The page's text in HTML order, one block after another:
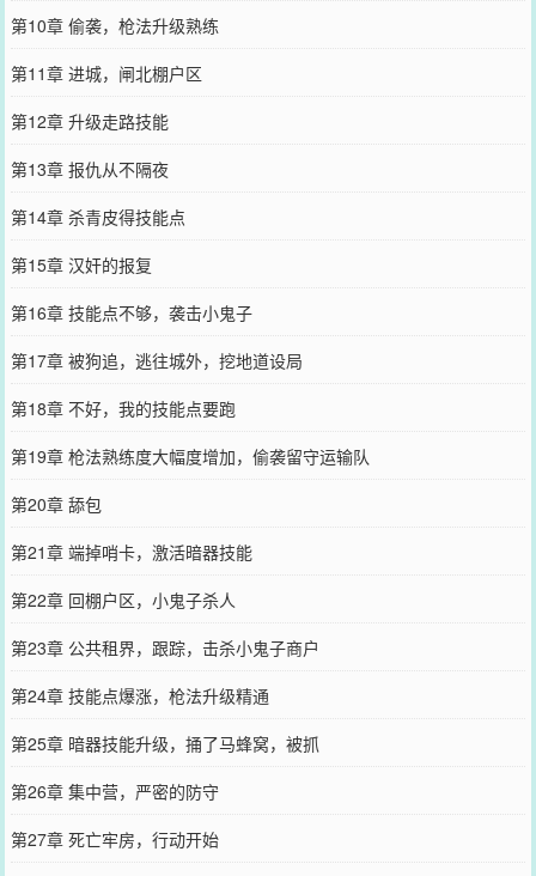
第10章 偷袭，枪法升级熟练
第11章 进城，闸北棚户区
第12章 升级走路技能
第13章 报仇从不隔夜
第14章 杀青皮得技能点
第15章 汉奸的报复
第16章 技能点不够，袭击小鬼子
第17章 被狗追，逃往城外，挖地道设局
第18章 不好，我的技能点要跑
第19章 枪法熟练度大幅度增加，偷袭留守运输队
第20章 舔包
第21章 端掉哨卡，激活暗器技能
第22章 回棚户区，小鬼子杀人
第23章 公共租界，跟踪，击杀小鬼子商户
第24章 技能点爆涨，枪法升级精通
第25章 暗器技能升级，捅了马蜂窝，被抓
第26章 集中营，严密的防守
第27章 死亡牢房，行动开始